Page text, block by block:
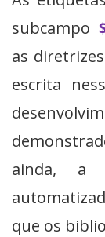
subcampo
as
escrita
ainda, a
que os